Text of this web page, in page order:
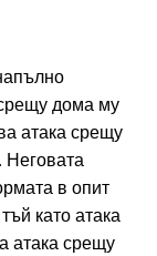
дома му
атака срещу
Неговата
в опит
като атака
атака срещу